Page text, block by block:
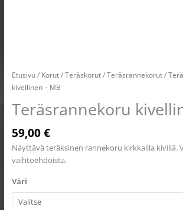
Etusivu/ Korut/Teräskorut/Teräsrannekorut/
kivellinen – MB
Teräsrannekoru
59,00€
Näyttävä teräksinen rannekoru kirkkailla kivillä.
vaihtoehdoista.
Väri